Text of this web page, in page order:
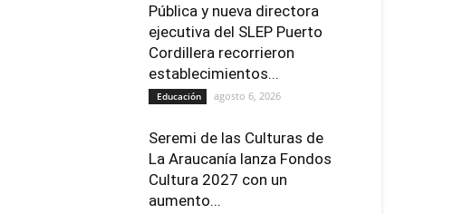
Pública y nueva directora
ejecutiva del SLEP Puerto
Cordillera recorrieron
establecimientos...
Educación agosto 6, 2026
Seremi de las Culturas de
La Araucanía lanza Fondos
Cultura 2027 con un
aumento...